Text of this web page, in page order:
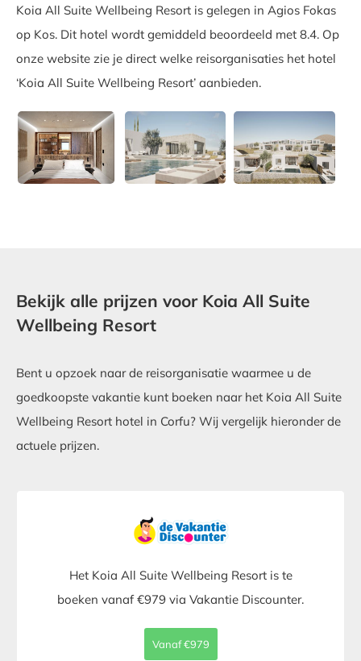
Koia All Suite Wellbeing Resort is gelegen in Agios Fokas
op Kos. Dit hotel wordt gemiddeld beoordeeld met 8.4. Op
onze website zie je direct welke reisorganisaties het hotel
‘Koia All Suite Wellbeing Resort’ aanbieden.
Bekijk alle prijzen voor Koia All Suite
Wellbeing Resort
Bent u opzoek naar de reisorganisatie waarmee u de
goedkoopste vakantie kunt boeken naar het Koia All Suite
Wellbeing Resort hotel in Corfu? Wij vergelijk hieronder de
actuele prijzen.
Het Koia All Suite Wellbeing Resort is te
boeken vanaf €979 via Vakantie Discounter.
Vanaf €979